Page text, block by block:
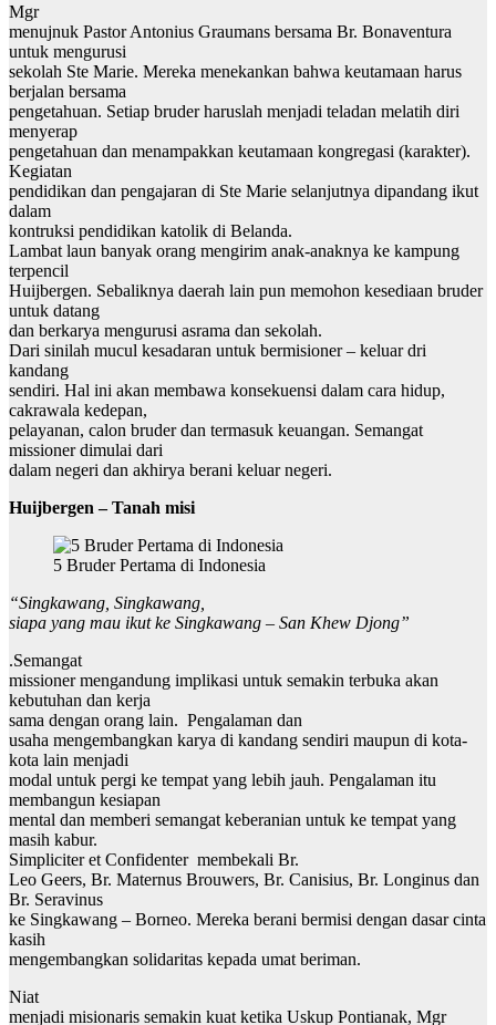
Mgr
menujnuk Pastor Antonius Graumans bersama Br. Bonaventura
untuk mengurusi
sekolah Ste Marie. Mereka menekankan bahwa keutamaan harus
berjalan bersama
pengetahuan. Setiap bruder haruslah menjadi teladan melatih diri
menyerap
pengetahuan dan menampakkan keutamaan kongregasi (karakter).
Kegiatan
pendidikan dan pengajaran di Ste Marie selanjutnya dipandang ikut
dalam
kontruksi pendidikan katolik di Belanda.
Lambat laun banyak orang mengirim anak-anaknya ke kampung
terpencil
Huijbergen. Sebaliknya daerah lain pun memohon kesediaan bruder
untuk datang
dan berkarya mengurusi asrama dan sekolah.
Dari sinilah mucul kesadaran untuk bermisioner – keluar dri
kandang
sendiri. Hal ini akan membawa konsekuensi dalam cara hidup,
cakrawala kedepan,
pelayanan, calon bruder dan termasuk keuangan. Semangat
missioner dimulai dari
dalam negeri dan akhirya berani keluar negeri.
Huijbergen – Tanah misi
5 Bruder Pertama di Indonesia
“Singkawang, Singkawang,
siapa yang mau ikut ke Singkawang – San Khew Djong”
.Semangat
missioner mengandung implikasi untuk semakin terbuka akan
kebutuhan dan kerja
sama dengan orang lain. Pengalaman dan
usaha mengembangkan karya di kandang sendiri maupun di kota-
kota lain menjadi
modal untuk pergi ke tempat yang lebih jauh. Pengalaman itu
membangun kesiapan
mental dan memberi semangat keberanian untuk ke tempat yang
masih kabur.
Simpliciter et Confidenter membekali Br.
Leo Geers, Br. Maternus Brouwers, Br. Canisius, Br. Longinus dan
Br. Seravinus
ke Singkawang – Borneo. Mereka berani bermisi dengan dasar cinta
kasih
mengembangkan solidaritas kepada umat beriman.
Niat
menjadi misionaris semakin kuat ketika Uskup Pontianak, Mgr